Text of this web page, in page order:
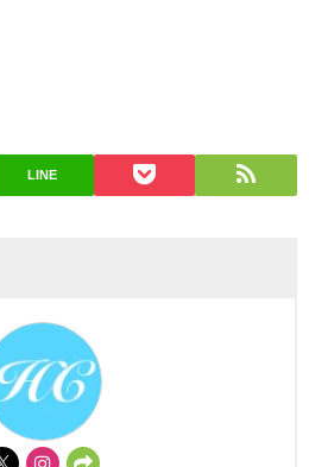
LINE